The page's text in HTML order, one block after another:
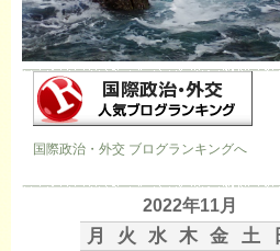
国際政治・外交 ブログランキングへ
2022年11月
月 火 水 木 金 土